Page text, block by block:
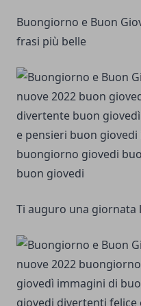
Buongiorno e Buon
frasi più belle
Ti auguro una giornata